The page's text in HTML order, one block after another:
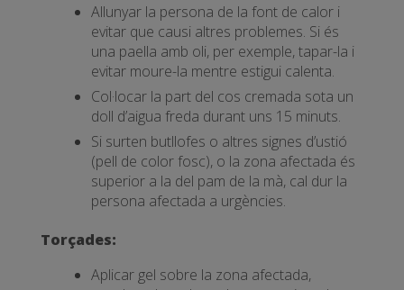
Allunyar la persona de la font de calor i
evitar que causi altres problemes. Si és
una paella amb oli, per exemple, tapar-la i
evitar moure-la mentre estigui calenta.
Col·locar la part del cos cremada sota un
doll d’aigua freda durant uns 15 minuts.
Si surten butllofes o altres signes d’ustió
(pell de color fosc), o la zona afectada és
superior a la del pam de la mà, cal dur la
persona afectada a urgències.
Torçades:
Aplicar gel sobre la zona afectada,